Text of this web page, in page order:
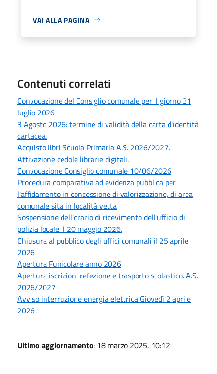
VAI ALLA PAGINA
Contenuti correlati
Convocazione del Consiglio comunale per il giorno 31
luglio 2026
3 Agosto 2026: termine di validità della carta d'identità
cartacea.
Acquisto libri Scuola Primaria A.S. 2026/2027.
Attivazione cedole librarie digitali.
Convocazione Consiglio comunale 10/06/2026
Procedura comparativa ad evidenza pubblica per
l'affidamento in concessione di valorizzazione, di area
comunale sita in località vetta
Sospensione dell'orario di ricevimento dell'ufficio di
polizia locale il 20 maggio 2026.
Chiusura al pubblico degli uffici comunali il 25 aprile
2026
Apertura Funicolare anno 2026
Apertura iscrizioni refezione e trasporto scolastico. A.S.
2026/2027
Avviso interruzione energia elettrica Giovedì 2 aprile
2026
Ultimo aggiornamento: 18 marzo 2025, 10:12